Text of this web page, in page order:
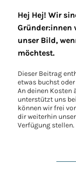
Hej Hej! Wir
Gründer:innen
unser Bild,
möchtest.
Dieser Beitrag
etwas buchst
An deinen
unterstützt uns
können wir frei
dir weiterhin
Verfügung